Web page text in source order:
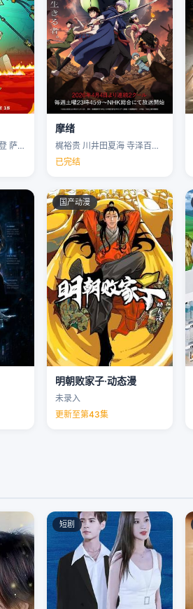
伊恩·卡多尼 哈利·贝尔登 萨拉·乔克 克里斯·帕内尔 …
摩绪
梶裕贵 川井田夏海 寺泽百花 下野纮 …
已完结
国产动漫
明朝败家子·动态漫
未录入
更新至第43集
短剧